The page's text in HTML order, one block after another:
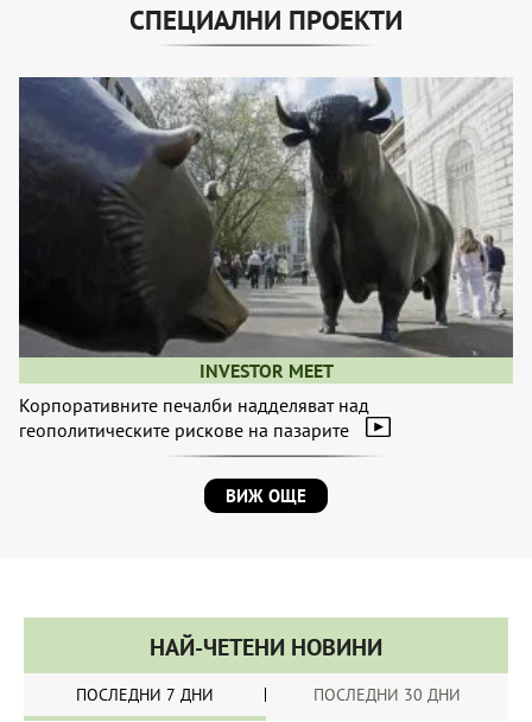
СПЕЦИАЛНИ ПРОЕКТИ
INVESTOR MEET
Корпоративните печалби надделяват над
геополитическите рискове на пазарите
ВИЖ ОЩЕ
НАЙ-ЧЕТЕНИ НОВИНИ
ПОСЛЕДНИ 7 ДНИ ПОСЛЕДНИ 30 ДНИ